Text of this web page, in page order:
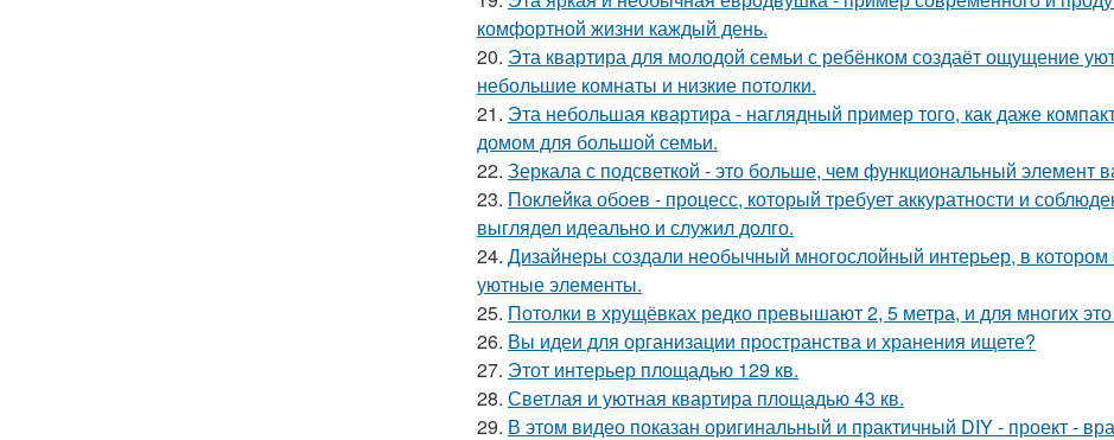
комфортной жизни каждый день.
20. Эта квартира для молодой семьи с ребёнком создаёт ощущение
небольшие комнаты и низкие потолки.
21. Эта небольшая квартира - наглядный пример того, как даже
домом для большой семьи.
22. Зеркала с подсветкой - это больше, чем функциональный элемент
23. Поклейка обоев - процесс, который требует аккуратности и
выглядел идеально и служил долго.
24. Дизайнеры создали необычный многослойный интерьер, в котором
уютные элементы.
25. Потолки в хрущёвках редко превышают 2, 5 метра, и для многих
26. Вы идеи для организации пространства и хранения ищете?
27. Этот интерьер площадью 129 кв.
28. Светлая и уютная квартира площадью 43 кв.
29. В этом видео показан оригинальный и практичный DIY - проект -